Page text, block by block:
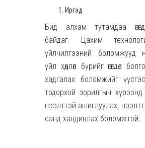
Иргэд
Бид алхам тутамдаа
байдаг. Цахим
үйлчилгээний боломжууд
үйл хөдлөл бүрийг өгөгдөл
хадгалах боломжийг
тодорхой зорилгын хүрээнд
нээлттэй ашиглуулах,
санд хандивлах боломжтой.